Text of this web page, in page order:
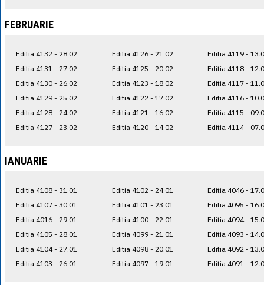
FEBRUARIE
Editia 4132 - 28.02
Editia 4131 - 27.02
Editia 4130 - 26.02
Editia 4129 - 25.02
Editia 4128 - 24.02
Editia 4127 - 23.02
Editia 4126 - 21.02
Editia 4125 - 20.02
Editia 4123 - 18.02
Editia 4122 - 17.02
Editia 4121 - 16.02
Editia 4120 - 14.02
Editia 4119 -
Editia 4118 -
Editia 4117 -
Editia 4116 -
Editia 4115 -
Editia 4114 -
IANUARIE
Editia 4108 - 31.01
Editia 4107 - 30.01
Editia 4016 - 29.01
Editia 4105 - 28.01
Editia 4104 - 27.01
Editia 4103 - 26.01
Editia 4102 - 24.01
Editia 4101 - 23.01
Editia 4100 - 22.01
Editia 4099 - 21.01
Editia 4098 - 20.01
Editia 4097 - 19.01
Editia 4046 -
Editia 4095 -
Editia 4094 -
Editia 4093 -
Editia 4092 -
Editia 4091 -